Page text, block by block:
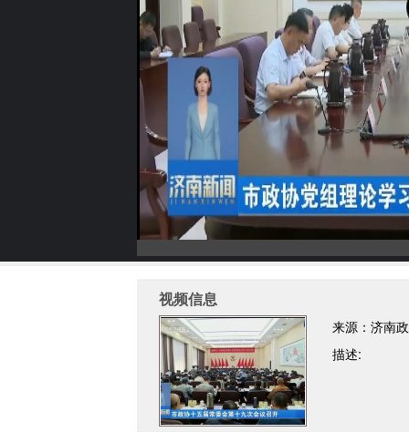
视频信息
来源：济南
描述: